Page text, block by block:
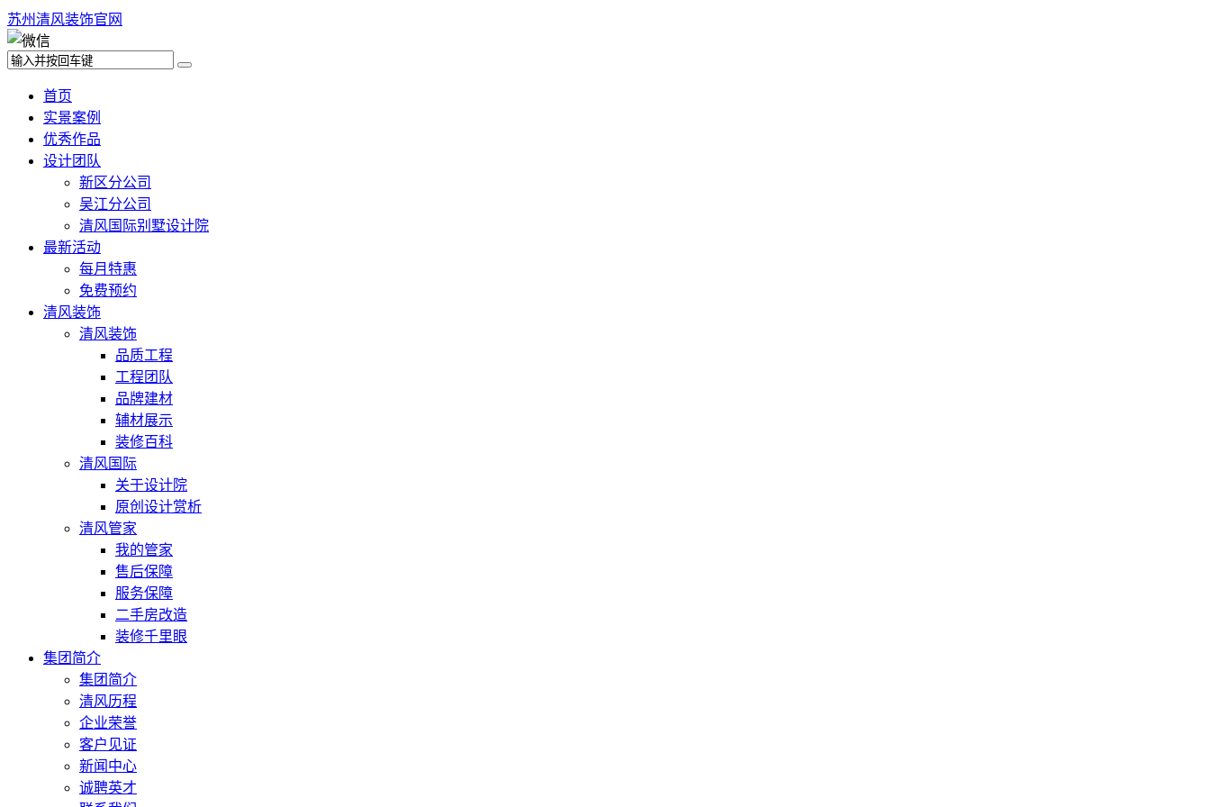
苏州清风装饰官网
首页
实景案例
优秀作品
设计团队
新区分公司
吴江分公司
清风国际别墅设计院
最新活动
每月特惠
免费预约
清风装饰
清风装饰
品质工程
工程团队
品牌建材
辅材展示
装修百科
清风国际
关于设计院
原创设计赏析
清风管家
我的管家
售后保障
服务保障
二手房改造
装修千里眼
集团简介
集团简介
清风历程
企业荣誉
客户见证
新闻中心
诚聘英才